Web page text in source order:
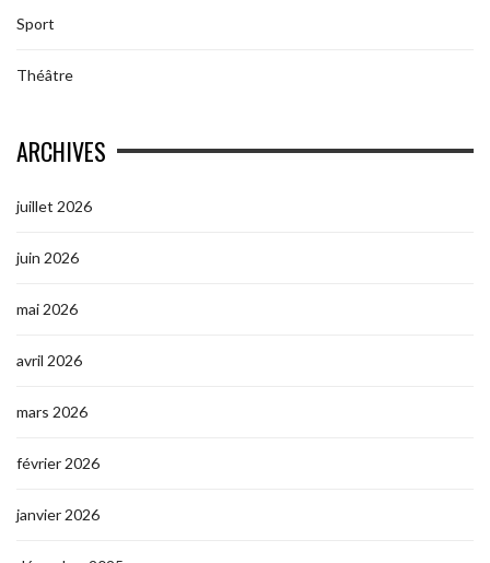
Sport
Théâtre
ARCHIVES
juillet 2026
juin 2026
mai 2026
avril 2026
mars 2026
février 2026
janvier 2026